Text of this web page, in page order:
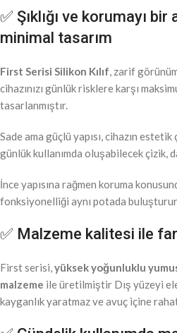
✅ Şıklığı ve korumayı
minimal tasarım
First Serisi Silikon Kılıf, zarif
cihazınızı günlük risklere karşı
tasarlanmıştır.
Sade ama güçlü yapısı, cihazın
günlük kullanımda oluşabilecek çizik,
İnce yapısına rağmen koruma
fonksiyonelliği aynı potada
✅ Malzeme kalitesi ile
First serisi,yüksek yoğunluklu
malzeme ile üretilmiştir Dış yüzeyi
kayganlık yaratmaz ve avuç içine